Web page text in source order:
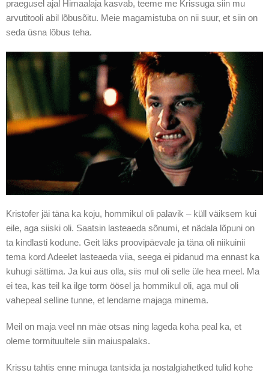
praegusel ajal Himaalaja kasvab, teeme me Krissuga siin mu
arvutitooli abil lõbusõitu. Meie magamistuba on nii suur, et siin on
seda üsna lõbus teha.
Kristofer jäi täna ka koju, hommikul oli palavik – küll väiksem kui
eile, aga siiski oli. Saatsin lasteaeda sõnumi, et nädala lõpuni on
ta kindlasti kodune. Geit läks proovipäevale ja täna oli niikuinii
tema kord Adeelet lasteaeda viia, seega ei pidanud ma ennast ka
kuhugi sättima. Ja kui aus olla, siis mul oli selle üle hea meel. Ma
ei tea, kas teil ka ilge torm öösel ja hommikul oli, aga mul oli
vahepeal selline tunne, et lendame majaga minema.
Meil on maja veel nn mäe otsas ning lageda koha peal ka, et
oleme tormituultele siin maiuspalaks.
Krissu tahtis enne minuga tantsida ja nostalgiahetked tulid kohe